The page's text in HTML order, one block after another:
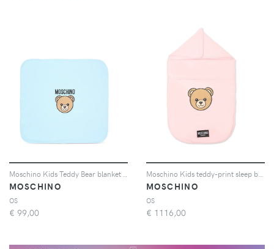
MOSCHINO
OS
€ 99,00
MOSCHINO
OS
€ 1116,00